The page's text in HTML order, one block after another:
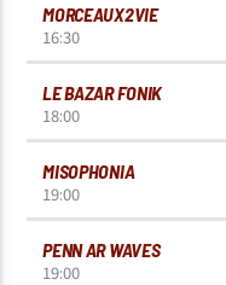
MORCEAUX2VIE
16:30
LE BAZAR FONIK
18:00
MISOPHONIA
19:00
PENN AR WAVES
19:00